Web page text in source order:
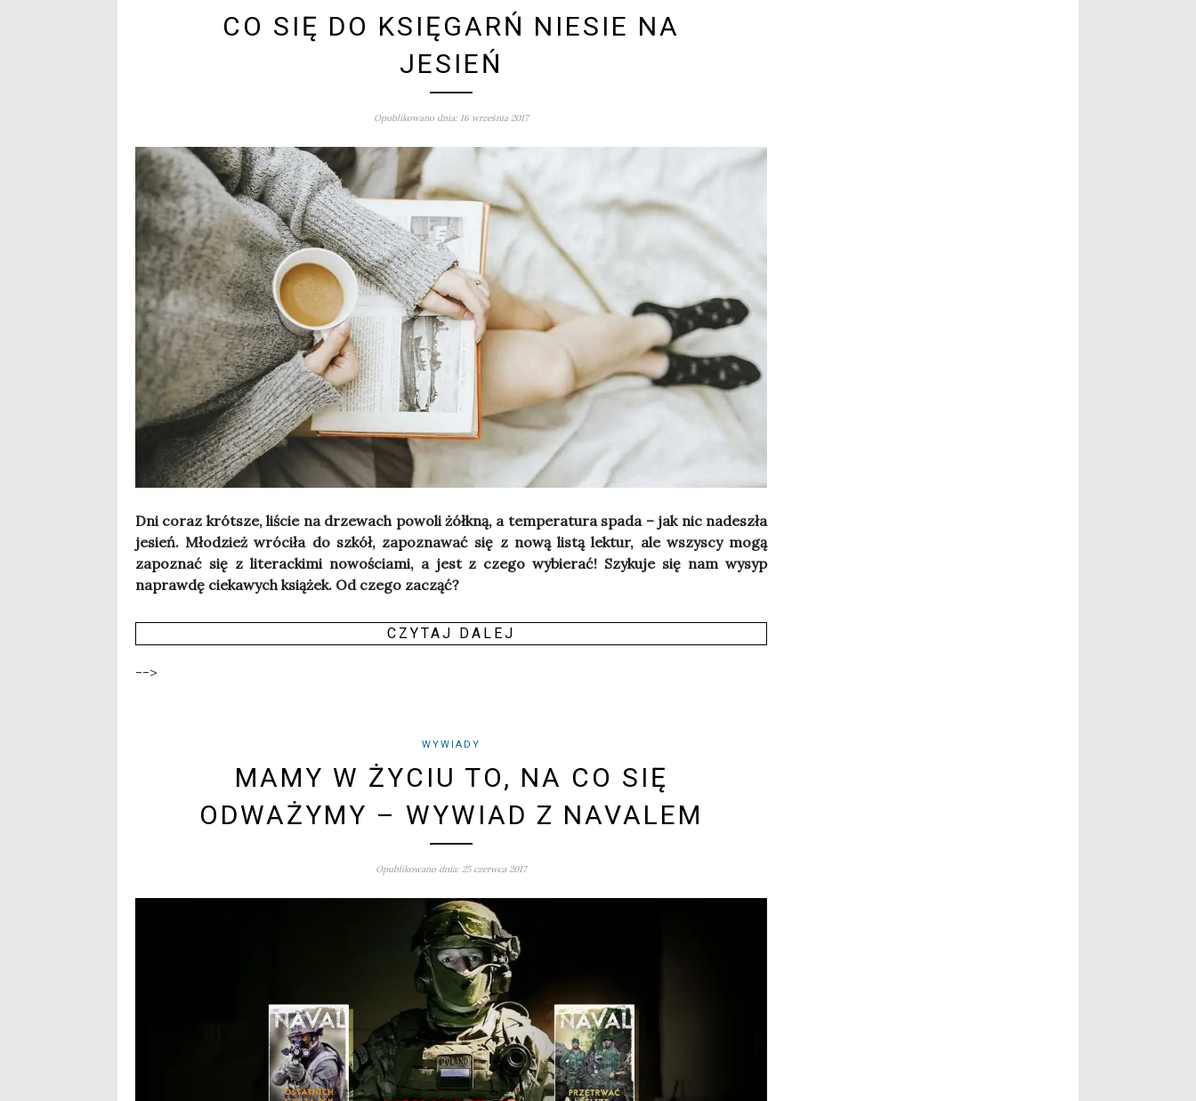
CO SIĘ DO KSIĘGARŃ NIESIE NA
JESIEŃ
Opublikowano dnia: 16 września 2017
Dni coraz krót­sze, liście na drze­wach powo­li żółk­ną, a tem­pe­ra­tu­ra spa­da – jak nic nade­szła
jesień. Mło­dzież wró­ci­ła do szkół, zapo­zna­wać się z nową listą lek­tur, ale wszy­scy mogą
zapo­znać się z lite­rac­ki­mi nowo­ścia­mi, a jest z cze­go wybie­rać! Szy­ku­je się nam wysyp
napraw­dę cie­ka­wych ksią­żek. Od cze­go zacząć?
CZY­TAJ DALEJ
-->
WYWIADY
MAMY W ŻYCIU TO, NA CO SIĘ
ODWAŻYMY – WYWIAD Z NAVALEM
Opublikowano dnia: 25 czerwca 2017